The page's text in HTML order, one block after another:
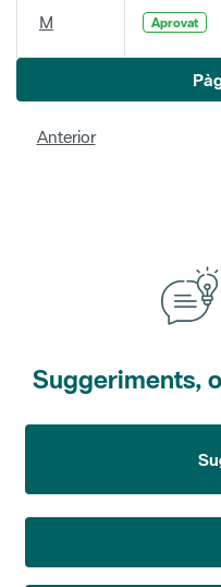
M Aprovat
Anterior
Suggeriments,